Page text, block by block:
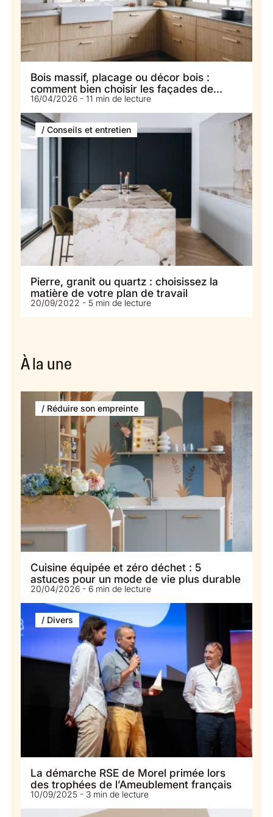
Bois massif, placage ou décor bois :
comment bien choisir les façades de
votre cuisine ?
16/04/2026 - 11 min de lecture
/ Conseils et entretien
Pierre, granit ou quartz : choisissez la
matière de votre plan de travail
20/09/2022 - 5 min de lecture
À la une
/ Réduire son empreinte
Cuisine équipée et zéro déchet : 5
astuces pour un mode de vie plus durable
20/04/2026 - 6 min de lecture
/ Divers
La démarche RSE de Morel primée lors
des trophées de l’Ameublement français
10/09/2025 - 3 min de lecture